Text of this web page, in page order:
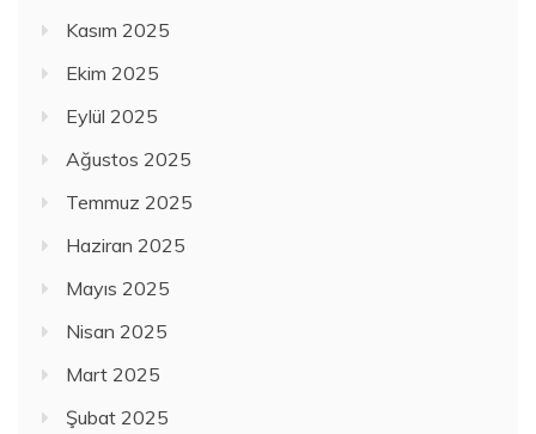
Kasım 2025
Ekim 2025
Eylül 2025
Ağustos 2025
Temmuz 2025
Haziran 2025
Mayıs 2025
Nisan 2025
Mart 2025
Şubat 2025